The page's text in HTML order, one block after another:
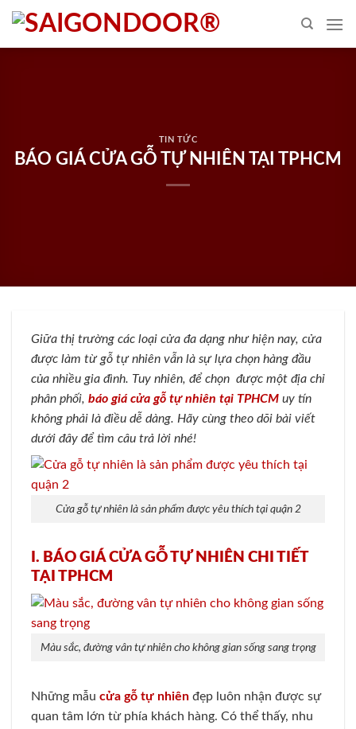
Skip
content
TIN TỨC
BÁO GIÁ CỬA GỖ TỰ NHIÊN TẠI TPHCM
Giữa thị trường các loại cửa đa dạng như hiện nay, cửa
được làm từ gỗ tự nhiên vẫn là sự lựa chọn hàng đầu
của nhiều gia đình. Tuy nhiên, để chọn được một địa chỉ
phân phối, báo giá cửa gỗ tự nhiên tại TPHCM uy tín
không phải là điều dễ dàng. Hãy cùng theo dõi bài viết
dưới đây để tìm câu trả lời nhé!
Cửa gỗ tự nhiên là sản phẩm được yêu thích tại quận 2
I. BÁO GIÁ CỬA GỖ TỰ NHIÊN CHI TIẾT
TẠI TPHCM
Màu sắc, đường vân tự nhiên cho không gian sống sang trọng
Những mẫu cửa gỗ tự nhiên đẹp luôn nhận được sự
quan tâm lớn từ phía khách hàng. Có thể thấy, nhu